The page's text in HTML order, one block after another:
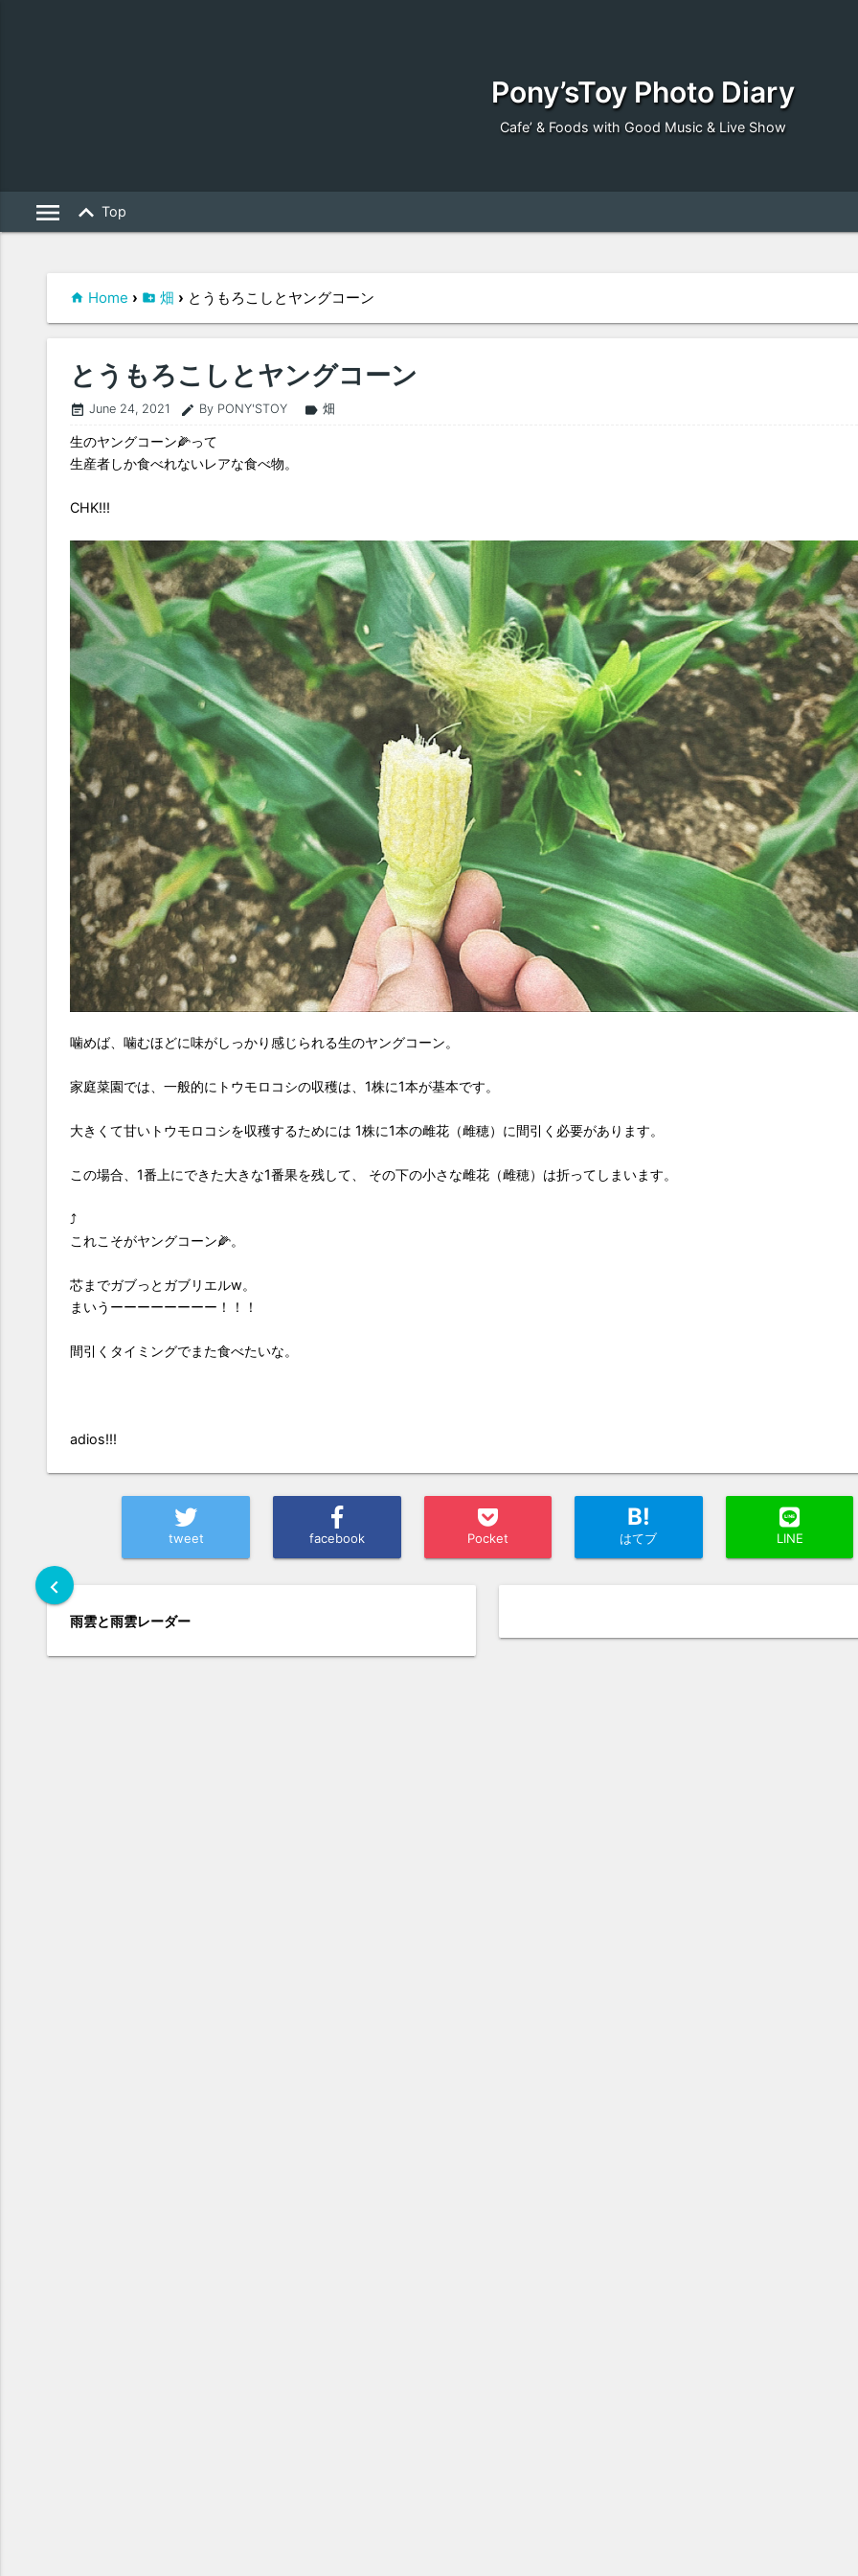
Pony’sToy Photo Diary
Cafe’ & Foods with Good Music & Live Show
menu keyboard_arrow_up Top
Home › 畑 › とうもろこしとヤングコーン
とうもろこしとヤングコーン
event_note June 24, 2021 edit By PONY'STOY label 畑
生のヤングコーン🌽って
生産者しか食べれないレアな食べ物。
CHK!!!
噛めば、噛むほどに味がしっかり感じられる生のヤングコーン。
家庭菜園では、一般的にトウモロコシの収穫は、1株に1本が基本です。
大きくて甘いトウモロコシを収穫するためには 1株に1本の雌花（雌穂）に間引く必要があります。
この場合、1番上にできた大きな1番果を残して、 その下の小さな雌花（雌穂）は折ってしまいます。
⤴︎
これこそがヤングコーン🌽。
芯までガブっとガブリエルw。
まいうーーーーーーーー！！！
間引くタイミングでまた食べたいな。
adios!!!
tweet facebook Pocket
B!
はてブ LINE
chevron_left
雨雲と雨雲レーダー